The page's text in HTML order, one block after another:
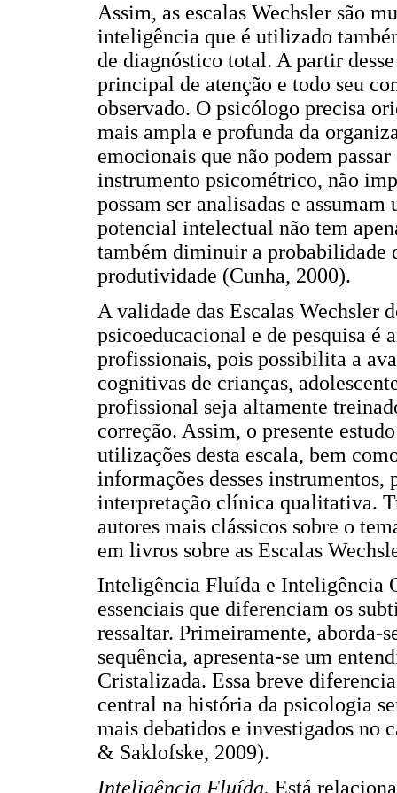
Assim, as escalas Wechsler são
inteligência que é utilizado
de diagnóstico total. A partir
principal de atenção e todo seu
observado. O psicólogo precisa
mais ampla e profunda da
emocionais que não podem
instrumento psicométrico, não
possam ser analisadas e
potencial intelectual não tem
também diminuir a probabilidade
produtividade (Cunha, 2000).
A validade das Escalas Wechsler
psicoeducacional e de pesquisa é
profissionais, pois possibilita a
cognitivas de crianças,
profissional seja altamente
correção. Assim, o presente
utilizações desta escala, bem
informações desses
interpretação clínica qualitativa.
autores mais clássicos sobre o
em livros sobre as Escalas
Inteligência Fluída e Inteligência
essenciais que diferenciam os
ressaltar. Primeiramente, aborda-
sequência, apresenta-se um
Cristalizada. Essa breve
central na história da psicologia
mais debatidos e investigados no
& Saklofske, 2009).
Inteligência Fluída. Está